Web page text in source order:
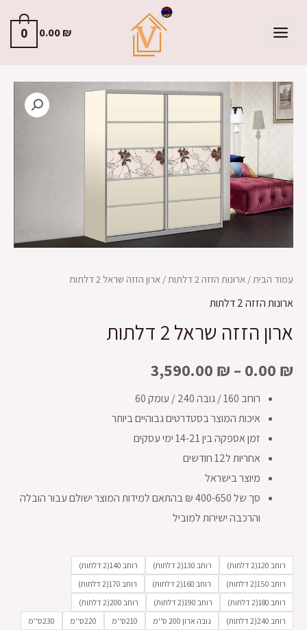
0.00₪
0
עמוד הבית / ארונות הזזה 2 דלתות / ארון הזזה שראל 2 דלתות
ארונות הזזה 2 דלתות
ארון הזזה שראל 2 דלתות
0.00 ₪
–
3,590.00 ₪
רוחב 160 / גובה 240 / עומק 60
איכות המוצר בסטדרטים גבוהיים ביותר
זמן אספקה בין 14-21 ימי עסקים
אחריות ל12 חודשים
מיוצר בישראל
סך של 400-650 ₪ בהתאם למידות המוצר ישולם עבור הובלה
והרכבה ישירות למוביל
רוחב 120(2 דלתות) רוחב 130(2 דלתות)
רוחב 140(2 דלתות)
רוחב 150(2 דלתות)
רוחב 160(2 דלתות)
רוחב 170(2 דלתות)
רוחב 180(2 דלתות)
רוחב 190(2 דלתות)
רוחב 200(2 דלתות)
רוחב 240(2 דלתות)
גובה ארון 200 ס''מ 210ס''מ 220ס''מ
230ס''מ